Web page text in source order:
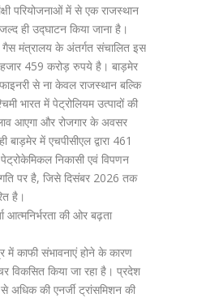
परियोजनाओं में से एक राजस्थान
ही उद्घाटन किया जाना है।
गैस मंत्रालय के अंतर्गत संचालित इस
459 करोड़ रुपये है। बाड़मेर
से ना केवल राजस्थान बल्कि
भारत में पेट्रोलियम उत्पादों की
आएगा और रोजगार के अवसर
में एचपीसीएल द्वारा 461
निकासी एवं विपणन
पर है, जिसे दिसंबर 2026 तक
है।
आत्मनिर्भरता की ओर बढ़ता
में काफी संभावनाएं होने के कारण
विकसित किया जा रहा है। प्रदेश
अधिक की एनर्जी ट्रांसमिशन की